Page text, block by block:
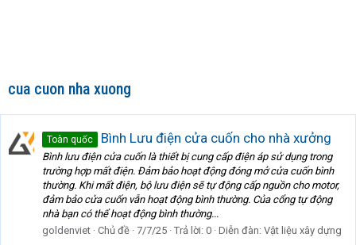
cua cuon nha xuong
Toàn quốc Bình Lưu điện cửa cuốn cho nhà xưởng
Bình lưu điện cửa cuốn là thiết bị cung cấp điện áp sử dụng trong
trường hợp mất điện. Đảm bảo hoạt động đóng mở cửa cuốn bình
thường. Khi mất điện, bộ lưu điện sẽ tự động cấp nguồn cho motor,
đảm bảo cửa cuốn vẫn hoạt động bình thường. Của cổng tự động
nhà bạn có thể hoạt động bình thường...
goldenviet Chủ đề 7/7/25 Trả lời: 0 Diễn đàn: Vật liệu xây dựng